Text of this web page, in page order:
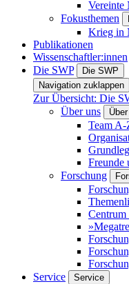
Vereinte
Fokusthemen
Krieg in
Publikationen
Wissenschaftler:innen
Die SWP
Die SWP
Navigation zuklappen
Zur Übersicht: Die
Über uns
Team A-
Freunde
Forschung
Service
Service